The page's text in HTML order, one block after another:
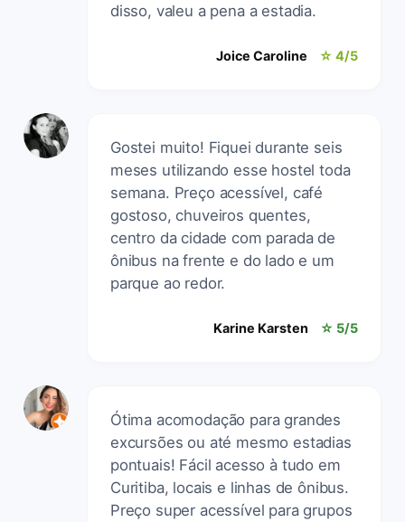
disso, valeu a pena a estadia.
Joice Caroline ☆ 4/5
Gostei muito! Fiquei durante seis
meses utilizando esse hostel toda
semana. Preço acessível, café
gostoso, chuveiros quentes,
centro da cidade com parada de
ônibus na frente e do lado e um
parque ao redor.
Karine Karsten ☆ 5/5
Ótima acomodação para grandes
excursões ou até mesmo estadias
pontuais! Fácil acesso à tudo em
Curitiba, locais e linhas de ônibus.
Preço super acessível para grupos